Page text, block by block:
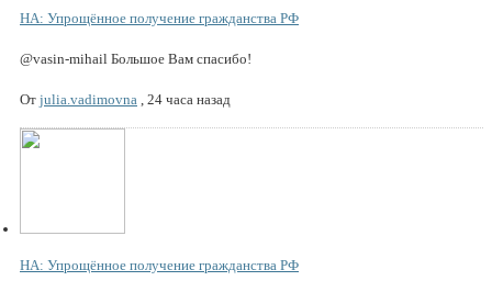
НА: Упрощённое получение гражданства РФ
@vasin-mihail Большое Вам спасибо!
От julia.vadimovna , 24 часа назад
НА: Упрощённое получение гражданства РФ